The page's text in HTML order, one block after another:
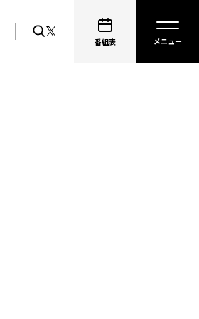
番組表